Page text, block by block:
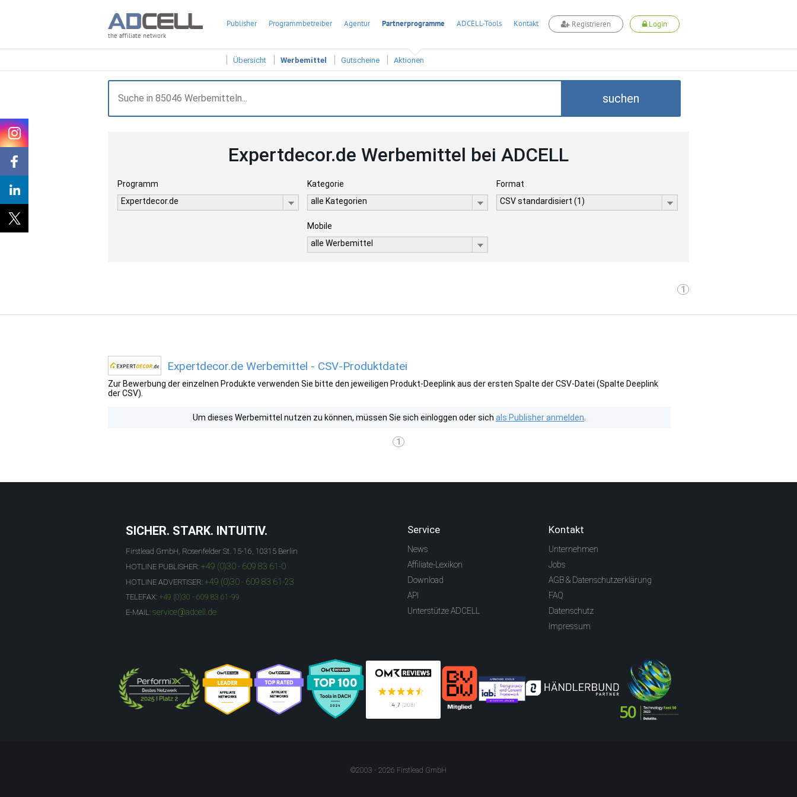
the affiliate network
Publisher Programmbetreiber Agentur Partnerprogramme ADCELL-Tools Kontakt Registrieren Login
Übersicht Werbemittel Gutscheine Aktionen
suchen
Expertdecor.de Werbemittel bei ADCELL
Programm
Expertdecor.de
Kategorie
alle Kategorien
Format
CSV standardisiert (1)
Mobile
alle Werbemittel
1
Expertdecor.de Werbemittel - CSV-Produktdatei
Zur Bewerbung der einzelnen Produkte verwenden Sie bitte den jeweiligen Produkt-Deeplink aus der ersten Spalte der CSV-Datei (Spalte Deeplink
der CSV).
Um dieses Werbemittel nutzen zu können, müssen Sie sich einloggen oder sich als Publisher anmelden
1
SICHER. STARK. INTUITIV.
Firstlead GmbH, Rosenfelder St. 15-16, 10315 Berlin
HOTLINE PUBLISHER: +49 (0)30 - 609 83 61-0
HOTLINE ADVERTISER: +49 (0)30 - 609 83 61-23
TELEFAX: +49 (0)30 - 609 83 61-99
E-MAIL: service@adcell.de
Service
News
Affiliate-Lexikon
Download
API
Unterstütze ADCELL
Kontakt
Unternehmen
Jobs
AGB & Datenschutzerklärung
FAQ
Datenschutz
Impressum
©2003 - 2026 Firstlead GmbH